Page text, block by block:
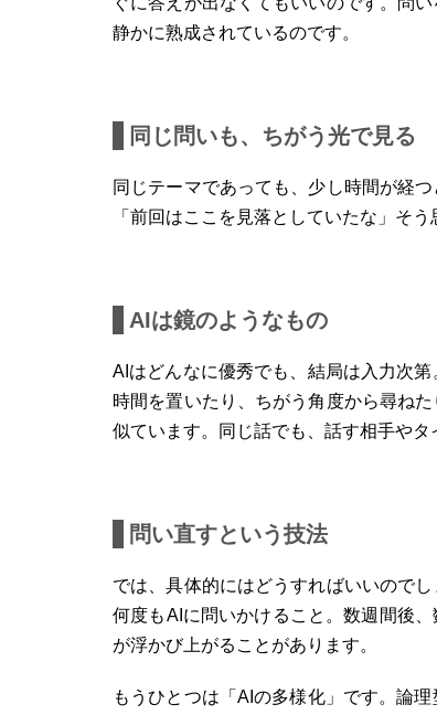
静かに熟成されているのです。
同じ問いも、ちがう光で見る
同じテーマであっても、少し時間が経
「前回はここを見落としていたな」そ
AIは鏡のようなもの
AIはどんなに優秀でも、結局は入力次
時間を置いたり、ちがう角度から尋ね
似ています。同じ話でも、話す相手やタ
問い直すという技法
では、具体的にはどうすればいいので
何度もAIに問いかけること。数週間後
が浮かび上がることがあります。
もうひとつは「AIの多様化」です。論